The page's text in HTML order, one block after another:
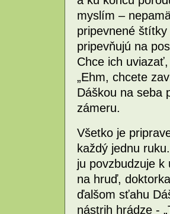
myslím –
pripevnené
pripevňujú na
Chce ich
„Ehm, chcete
Dáškou na seba
zámeru.
Všetko je
každý jednu
ju povzbudzuje k
na hruď,
ďalšom sťahu
nástrih hrádze -